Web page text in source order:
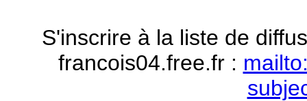
S'inscrire à la liste de
francois04.free.fr :